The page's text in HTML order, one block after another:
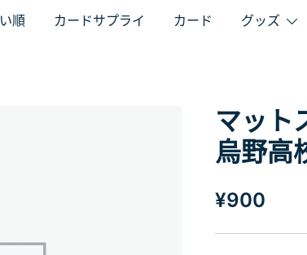
順 カードサプライ カード グッズ
マット
烏野高
¥900